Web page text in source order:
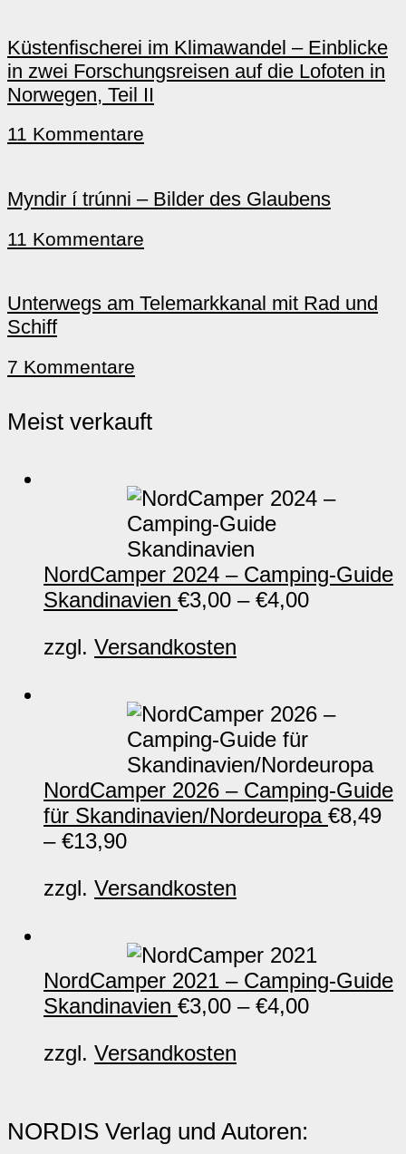
Küstenfischerei im Klimawandel – Einblicke
in zwei Forschungsreisen auf die Lofoten in
Norwegen, Teil II
11 Kommentare
Myndir í trúnni – Bilder des Glaubens
11 Kommentare
Unterwegs am Telemarkkanal mit Rad und
Schiff
7 Kommentare
Meist verkauft
NordCamper 2024 – Camping-Guide
Skandinavien €3,00 – €4,00
zzgl. Versandkosten
NordCamper 2026 – Camping-Guide
für Skandinavien/Nordeuropa €8,49
– €13,90
zzgl. Versandkosten
NordCamper 2021 – Camping-Guide
Skandinavien €3,00 – €4,00
zzgl. Versandkosten
NORDIS Verlag und Autoren: